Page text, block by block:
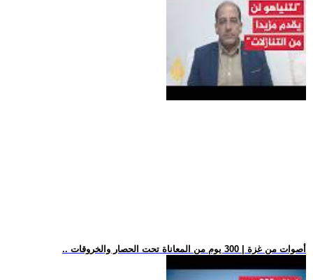
.. أصوات من غزة | 300 يوم من المعاناة تحت الحصار والخروقات